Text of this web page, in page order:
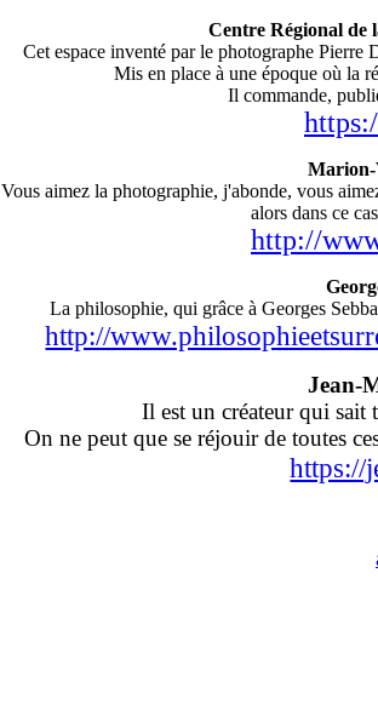
Centre Régional de
Cet espace inventé par le photographe
Mis en place à une époque où la
Il commande,
Marion-
Vous aimez la photographie, j'abonde, vous
alors dans ce
http://
La philosophie, qui grâce à Georges
http://
Jean-
Il est un créateur qui sait
On ne peut que se réjouir de toutes
https://